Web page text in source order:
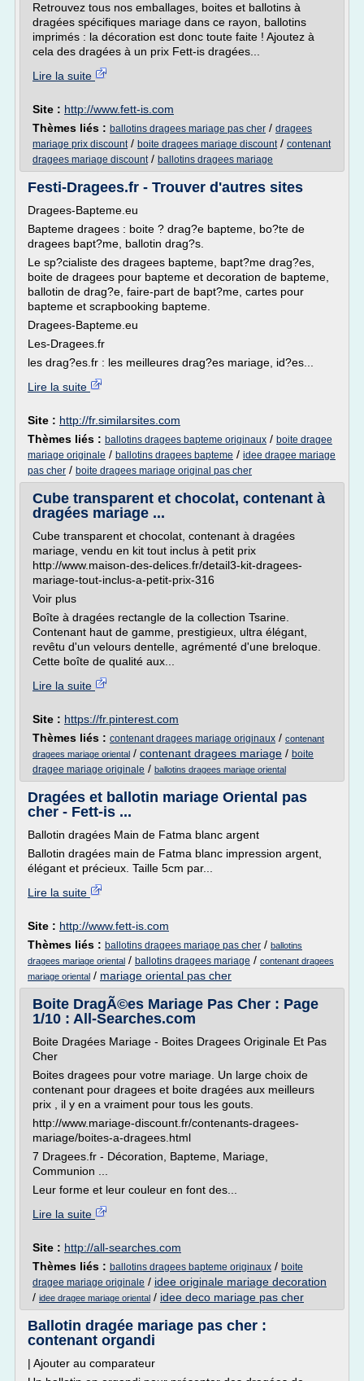
Retrouvez tous nos emballages, boites et ballotins à
dragées spécifiques mariage dans ce rayon, ballotins
imprimés : la décoration est donc toute faite ! Ajoutez à
cela des dragées à un prix Fett-is dragées...
Lire la suite
Site : http://www.fett-is.com
Thèmes liés : ballotins dragees mariage pas cher / dragees
mariage prix discount/ boite dragees mariage discount/ contenant
dragees mariage discount/ ballotins dragees mariage
Festi-Dragees.fr - Trouver d'autres sites
Dragees-Bapteme.eu
Bapteme dragees : boite ? drag?e bapteme, bo?te de
dragees bapt?me, ballotin drag?s.
Le sp?cialiste des dragees bapteme, bapt?me drag?es,
boite de dragees pour bapteme et decoration de bapteme,
ballotin de drag?e, faire-part de bapt?me, cartes pour
bapteme et scrapbooking bapteme.
Dragees-Bapteme.eu
Les-Dragees.fr
les drag?es.fr : les meilleures drag?es mariage, id?es...
Lire la suite
Site : http://fr.similarsites.com
Thèmes liés : ballotins dragees bapteme originaux / boite dragee
mariage originale / ballotins dragees bapteme / idee dragee mariage
pas cher / boite dragees mariage original pas cher
Cube transparent et chocolat, contenant à
dragées mariage ...
Cube transparent et chocolat, contenant à dragées
mariage, vendu en kit tout inclus à petit prix
http://www.maison-des-delices.fr/detail3-kit-dragees-
mariage-tout-inclus-a-petit-prix-316
Voir plus
Boîte à dragées rectangle de la collection Tsarine.
Contenant haut de gamme, prestigieux, ultra élégant,
revêtu d'un velours dentelle, agrémenté d'une breloque.
Cette boîte de qualité aux...
Lire la suite
Site : https://fr.pinterest.com
Thèmes liés : contenant dragees mariage originaux / contenant
dragees mariage oriental / contenant dragees mariage / boite
dragee mariage originale / ballotins dragees mariage oriental
Dragées et ballotin mariage Oriental pas
cher - Fett-is ...
Ballotin dragées Main de Fatma blanc argent
Ballotin dragées main de Fatma blanc impression argent,
élégant et précieux. Taille 5cm par...
Lire la suite
Site : http://www.fett-is.com
Thèmes liés : ballotins dragees mariage pas cher / ballotins
dragees mariage oriental / ballotins dragees mariage / contenant dragees
mariage oriental / mariage oriental pas cher
Boite DragÃ©es Mariage Pas Cher : Page
1/10 : All-Searches.com
Boite Dragées Mariage - Boites Dragees Originale Et Pas
Cher
Boites dragees pour votre mariage. Un large choix de
contenant pour dragees et boite dragées aux meilleurs
prix , il y en a vraiment pour tous les gouts.
http://www.mariage-discount.fr/contenants-dragees-
mariage/boites-a-dragees.html
7 Dragees.fr - Décoration, Bapteme, Mariage,
Communion ...
Leur forme et leur couleur en font des...
Lire la suite
Site : http://all-searches.com
Thèmes liés : ballotins dragees bapteme originaux / boite
dragee mariage originale / idee originale mariage decoration
/ idee dragee mariage oriental / idee deco mariage pas cher
Ballotin dragée mariage pas cher :
contenant organdi
| Ajouter au comparateur